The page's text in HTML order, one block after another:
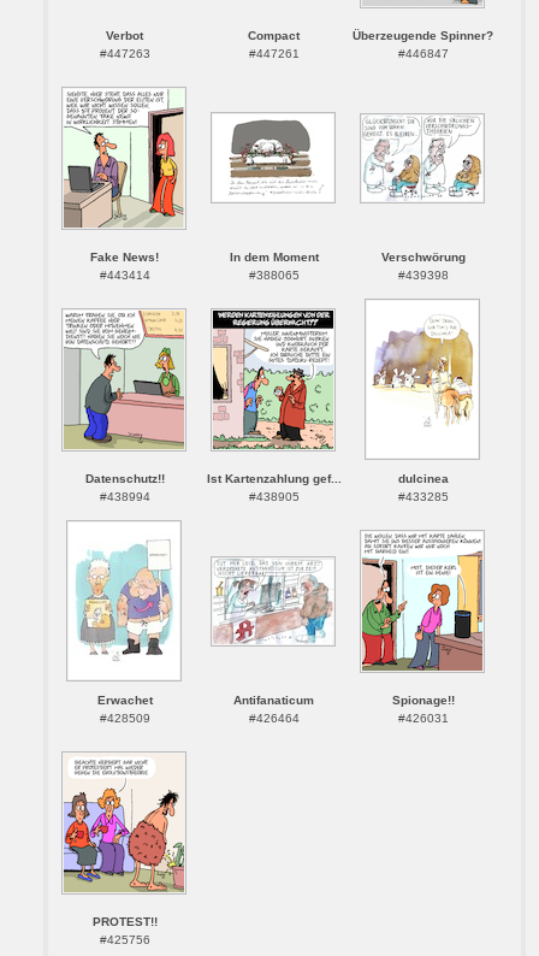
Verbot
#447263
Compact
#447261
Überzeugende Spinner?
#446847
Fake News!
#443414
In dem Moment
#388065
Verschwörung
#439398
Datenschutz!!
#438994
Ist Kartenzahlung gef...
#438905
dulcinea
#433285
Erwachet
#428509
Antifanaticum
#426464
Spionage!!
#426031
PROTEST!!
#425756